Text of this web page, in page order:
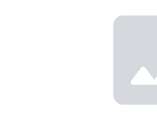
tätningsring